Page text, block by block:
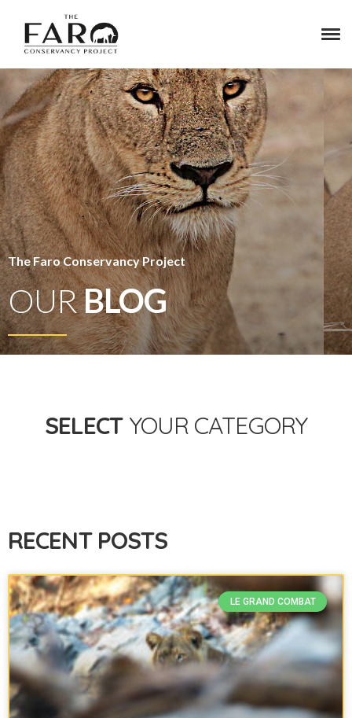
The Faro Conservancy Project
OURBLOG
SELECT YOUR CATEGORY
RECENT POSTS
LE GRAND COMBAT